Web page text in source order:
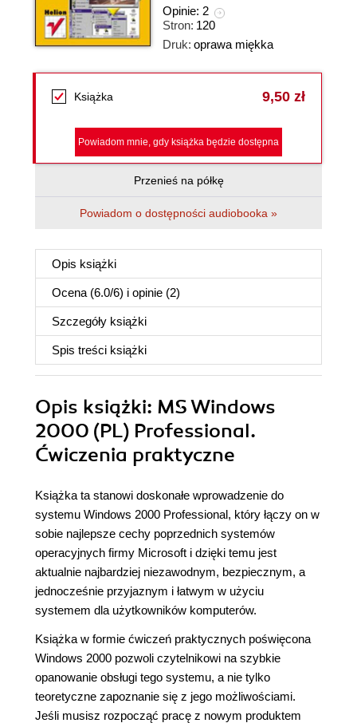
Opinie: 2
Stron: 120
Druk: oprawa miękka
Książka 9,50 zł
Powiadom mnie, gdy książka będzie dostępna
Przenieś na półkę
Powiadom o dostępności audiobooka »
Opis książki
Ocena (6.0/6) i opinie (2)
Szczegóły książki
Spis treści książki
Opis książki: MS Windows
2000 (PL) Professional.
Ćwiczenia praktyczne
Książka ta stanowi doskonałe wprowadzenie do
systemu Windows 2000 Professional, który łączy on w
sobie najlepsze cechy poprzednich systemów
operacyjnych firmy Microsoft i dzięki temu jest
aktualnie najbardziej niezawodnym, bezpiecznym, a
jednocześnie przyjaznym i łatwym w użyciu
systemem dla użytkowników komputerów.
Książka w formie ćwiczeń praktycznych poświęcona
Windows 2000 pozwoli czytelnikowi na szybkie
opanowanie obsługi tego systemu, a nie tylko
teoretyczne zapoznanie się z jego możliwościami.
Jeśli musisz rozpocząć pracę z nowym produktem